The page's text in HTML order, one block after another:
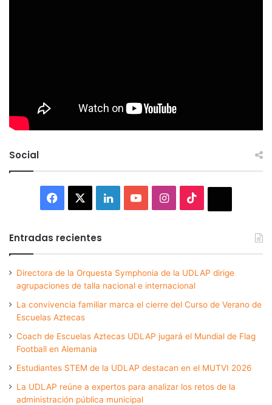
Social
Facebook LinkedInYouTubeInstagram
Entradas recientes
Directora de la Orquesta Symphonia de la UDLAP dirige
agrupaciones de talla nacional e internacional
La convivencia familiar marca el cierre del Curso de Verano de
Escuelas Aztecas
Coach de Escuelas Aztecas UDLAP jugará el Mundial de Flag
Football en Alemania
Estudiantes STEM de la UDLAP destacan en el MUTVI 2026
La UDLAP reúne a expertos para analizar los retos de la
administración pública municipal